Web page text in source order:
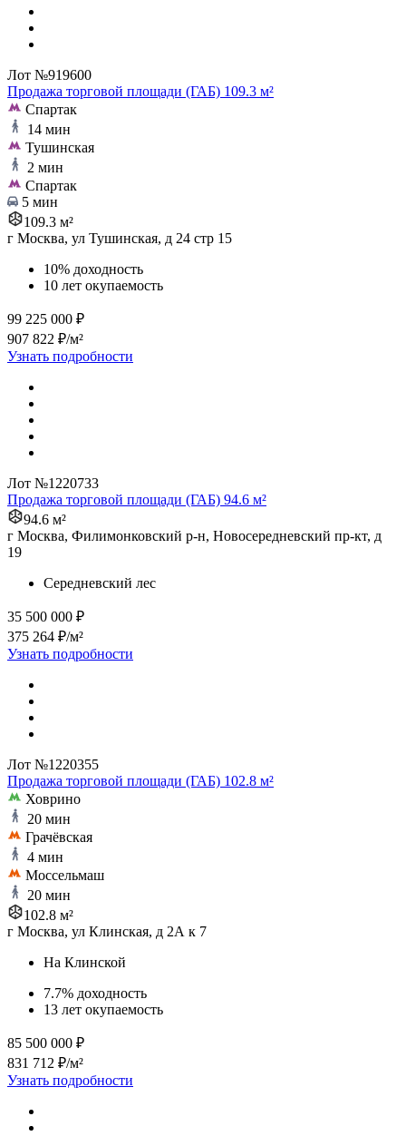
Лот №919600
Продажа торговой площади (ГАБ) 109.3 м²
Спартак
14 мин
Тушинская
2 мин
Спартак
5 мин
109.3 м²
г Москва, ул Тушинская, д 24 стр 15
10% доходность
10 лет окупаемость
99 225 000 ₽
907 822 ₽/м²
Узнать подробности
Лот №1220733
Продажа торговой площади (ГАБ) 94.6 м²
94.6 м²
г Москва, Филимонковский р-н, Новосередневский пр-кт, д
19
Середневский лес
35 500 000 ₽
375 264 ₽/м²
Узнать подробности
Лот №1220355
Продажа торговой площади (ГАБ) 102.8 м²
Ховрино
20 мин
Грачёвская
4 мин
Моссельмаш
20 мин
102.8 м²
г Москва, ул Клинская, д 2А к 7
На Клинской
7.7% доходность
13 лет окупаемость
85 500 000 ₽
831 712 ₽/м²
Узнать подробности